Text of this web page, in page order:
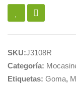
SKU:J3108R
Categoría:
Etiquetas: Goma,